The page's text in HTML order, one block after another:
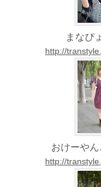
まなぴ
http://
おけーや
http://